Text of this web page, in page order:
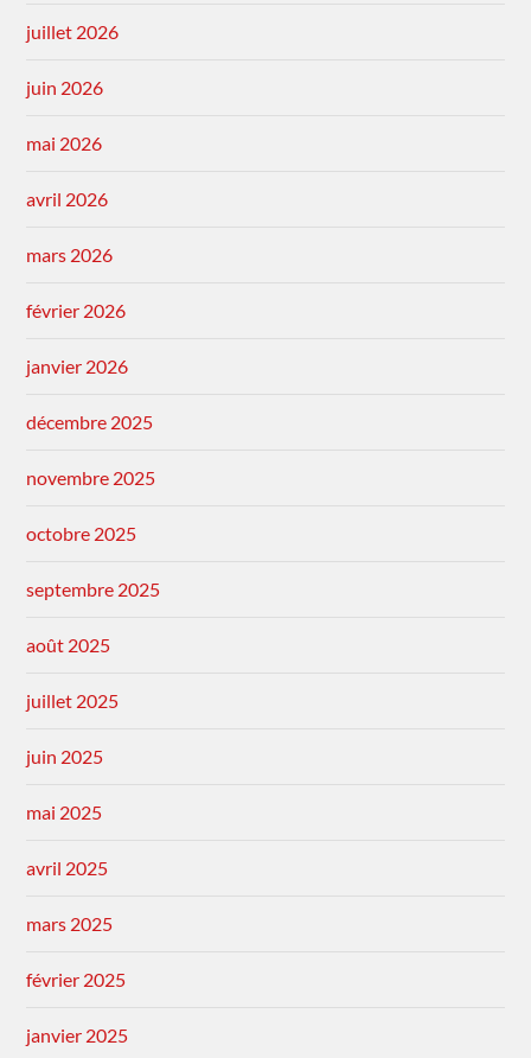
juillet 2026
juin 2026
mai 2026
avril 2026
mars 2026
février 2026
janvier 2026
décembre 2025
novembre 2025
octobre 2025
septembre 2025
août 2025
juillet 2025
juin 2025
mai 2025
avril 2025
mars 2025
février 2025
janvier 2025